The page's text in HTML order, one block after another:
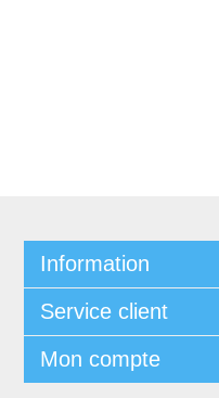
Information
Service client
Mon compte